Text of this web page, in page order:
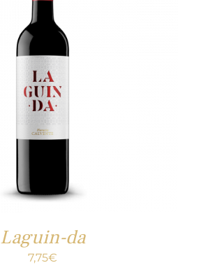
Laguin-da
7,75€